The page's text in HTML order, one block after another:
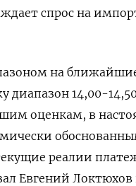
спрос на
на
диапазон 14,00-
оценкам, в
реалии
Евгений Локтюхов